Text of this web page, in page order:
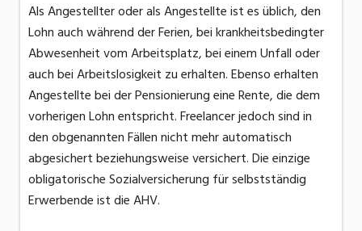
Als Angestellter oder als Angestellte ist es üblich, den
Lohn auch während der Ferien, bei krankheitsbedingter
Abwesenheit vom Arbeitsplatz, bei einem Unfall oder
auch bei Arbeitslosigkeit zu erhalten. Ebenso erhalten
Angestellte bei der Pensionierung eine Rente, die dem
vorherigen Lohn entspricht. Freelancer jedoch sind in
den obgenannten Fällen nicht mehr automatisch
abgesichert beziehungsweise versichert. Die einzige
obligatorische Sozialversicherung für selbstständig
Erwerbende ist die AHV.